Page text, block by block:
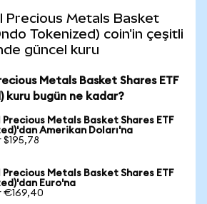
Precious Metals Basket
Tokenized) coin'in çeşitli
güncel kuru
Metals Basket Shares ETF
kuru bugün ne kadar?
Metals Basket Shares ETF
Amerikan Doları'na
$195,78
Metals Basket Shares ETF
Euro'na
€169,40